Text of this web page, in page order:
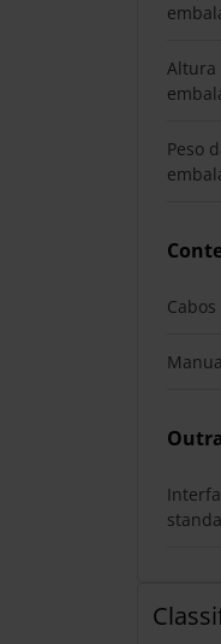
Altura
Peso
Cabos